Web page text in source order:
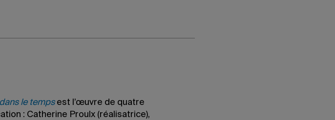
le tempsest l’œuvre de quatre
: Catherine Proulx (réalisatrice),